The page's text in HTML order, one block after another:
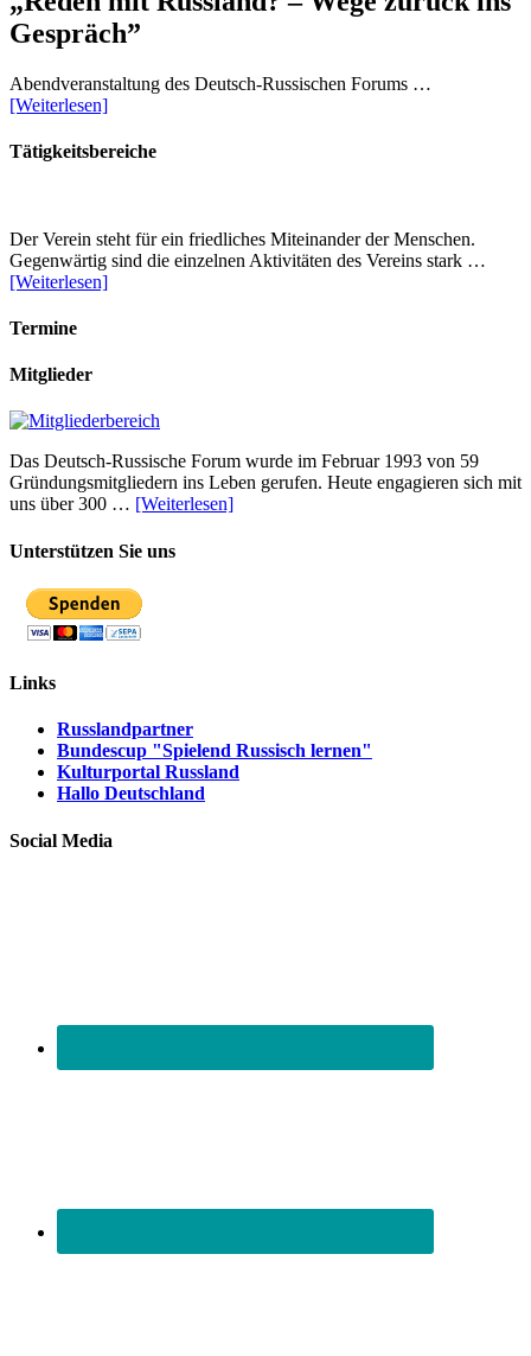
Gespräch”
Abendveranstaltung des Deutsch-Russischen Forums …
[Weiterlesen]
Tätigkeitsbereiche
Der Verein steht für ein friedliches Miteinander der Menschen.
Gegenwärtig sind die einzelnen Aktivitäten des Vereins stark …
[Weiterlesen]
Termine
Mitglieder
Das Deutsch-Russische Forum wurde im Februar 1993 von 59
Gründungsmitgliedern ins Leben gerufen. Heute engagieren sich mit
uns über 300 … [Weiterlesen]
Unterstützen Sie uns
Links
Russlandpartner
Bundescup "Spielend Russisch lernen"
Kulturportal Russland
Hallo Deutschland
Social Media